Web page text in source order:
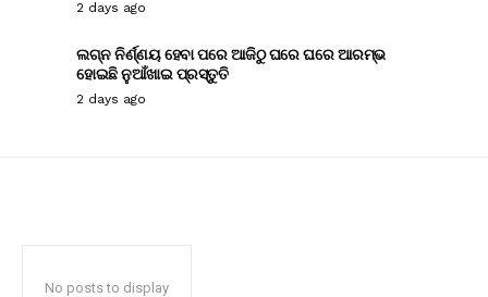
2 days ago
ଲଗ୍ନ ନିର୍ଣ୍ଣୟ ହେବା ପରେ ଆଜିଠୁ ଘରେ ଘରେ ଆରମ୍ଭ
ହୋଇଛି ନୁଆଁଖାଇ ପ୍ରସ୍ତୁତି
2 days ago
No posts to display